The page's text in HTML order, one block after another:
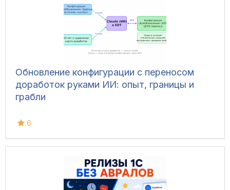
Обновление конфигурации с переносом
доработок руками ИИ: опыт, границы и
грабли
6